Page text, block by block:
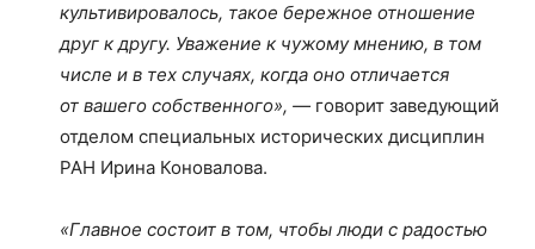
культивировалось, такое бережное отношение
друг к другу. Уважение к чужому мнению, в том
числе и в тех случаях, когда оно отличается
от вашего собственного», — говорит заведующий
отделом специальных исторических дисциплин
РАН Ирина Коновалова.
«Главное состоит в том, чтобы люди с радостью